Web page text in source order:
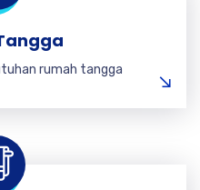
rumah tangga